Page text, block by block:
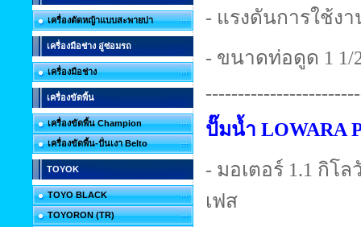
เครื่องตัดหญ้าแบบสะพายบ่า
เครื่องมือช่าง อู่ซ่อมรถ
เครื่องมือช่าง
เครื่องขัดพื้น
เครื่องขัดพื้น Champion
เครื่องขัดพื้น-ปั่นเงา Belto
TOYOK
TOYO BLACK
TOYORON (TR)
- แรงดันการใช้งา
- ขนาดท่อดูด 1 1/
ปั๊มน้ำ LOWARA
- มอเตอร์ 1.1 กิโล
เฟส